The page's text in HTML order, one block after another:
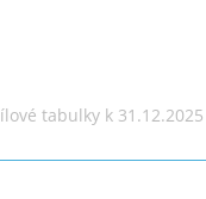
tabulky k 31.12.2025